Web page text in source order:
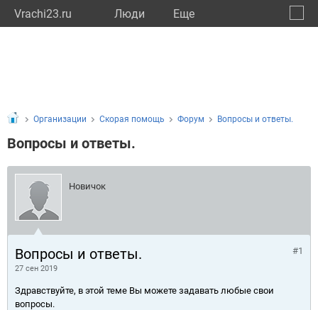
Vrachi23.ru Люди Eще
Организации Скорая помощь Форум Вопросы и ответы.
Вопросы и ответы.
Новичок
Вопросы и ответы.
27 сен 2019
#1
Здравствуйте, в этой теме Вы можете задавать любые свои
вопросы.